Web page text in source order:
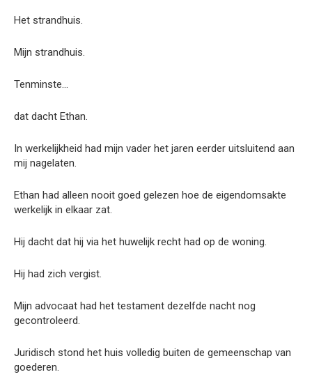
Het strandhuis.
Mijn strandhuis.
Tenminste…
dat dacht Ethan.
In werkelijkheid had mijn vader het jaren eerder uitsluitend aan
mij nagelaten.
Ethan had alleen nooit goed gelezen hoe de eigendomsakte
werkelijk in elkaar zat.
Hij dacht dat hij via het huwelijk recht had op de woning.
Hij had zich vergist.
Mijn advocaat had het testament dezelfde nacht nog
gecontroleerd.
Juridisch stond het huis volledig buiten de gemeenschap van
goederen.